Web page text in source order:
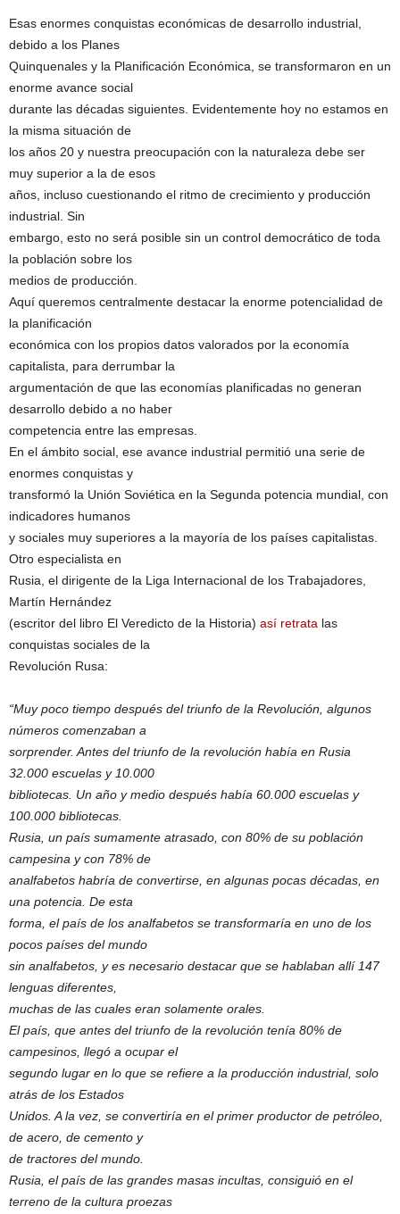
Esas enormes conquistas económicas de desarrollo industrial,
debido a los Planes
Quinquenales y la Planificación Económica, se transformaron en un
enorme avance social
durante las décadas siguientes. Evidentemente hoy no estamos en
la misma situación de
los años 20 y nuestra preocupación con la naturaleza debe ser
muy superior a la de esos
años, incluso cuestionando el ritmo de crecimiento y producción
industrial. Sin
embargo, esto no será posible sin un control democrático de toda
la población sobre los
medios de producción.
Aquí queremos centralmente destacar la enorme potencialidad de
la planificación
económica con los propios datos valorados por la economía
capitalista, para derrumbar la
argumentación de que las economías planificadas no generan
desarrollo debido a no haber
competencia entre las empresas.
En el ámbito social, ese avance industrial permitió una serie de
enormes conquistas y
transformó la Unión Soviética en la Segunda potencia mundial, con
indicadores humanos
y sociales muy superiores a la mayoría de los países capitalistas.
Otro especialista en
Rusia, el dirigente de la Liga Internacional de los Trabajadores,
Martín Hernández
(escritor del libro El Veredicto de la Historia) así retrata las
conquistas sociales de la
Revolución Rusa:
“Muy poco tiempo después del triunfo de la Revolución, algunos
números comenzaban a
sorprender. Antes del triunfo de la revolución había en Rusia
32.000 escuelas y 10.000
bibliotecas. Un año y medio después había 60.000 escuelas y
100.000 bibliotecas.
Rusia, un país sumamente atrasado, con 80% de su población
campesina y con 78% de
analfabetos habría de convertirse, en algunas pocas décadas, en
una potencia. De esta
forma, el país de los analfabetos se transformaría en uno de los
pocos países del mundo
sin analfabetos, y es necesario destacar que se hablaban allí 147
lenguas diferentes,
muchas de las cuales eran solamente orales.
El país, que antes del triunfo de la revolución tenía 80% de
campesinos, llegó a ocupar el
segundo lugar en lo que se refiere a la producción industrial, solo
atrás de los Estados
Unidos. A la vez, se convertiría en el primer productor de petróleo,
de acero, de cemento y
de tractores del mundo.
Rusia, el país de las grandes masas incultas, consiguió en el
terreno de la cultura proezas